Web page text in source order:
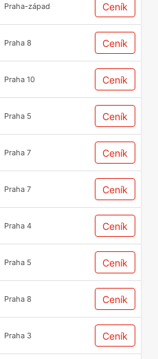
Praha-západ Ceník
Praha 8 Ceník
Praha 10 Ceník
Praha 5 Ceník
Praha 7 Ceník
Praha 7 Ceník
Praha 4 Ceník
Praha 5 Ceník
Praha 8 Ceník
Praha 3 Ceník